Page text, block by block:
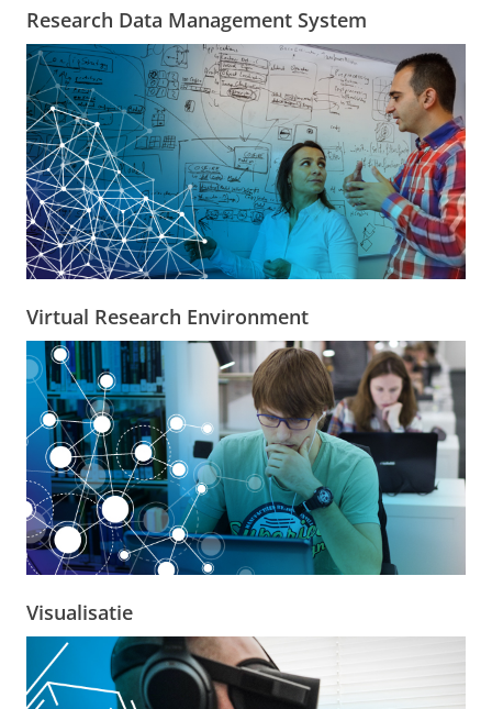
Research Data Management System
Virtual Research Environment
Visualisatie